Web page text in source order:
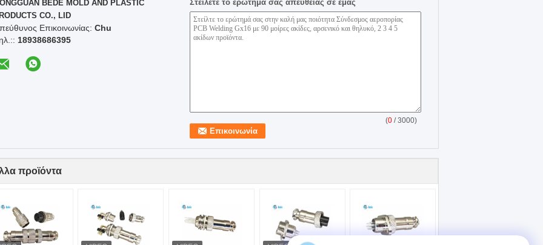
BEDE MOLD AND PLASTIC
CO., LID
Επικοινωνίας: Chu
18938686395
Στείλετε το ερώτημά σας απευθείας σε εμάς
(0 / 3000)
προϊόντα